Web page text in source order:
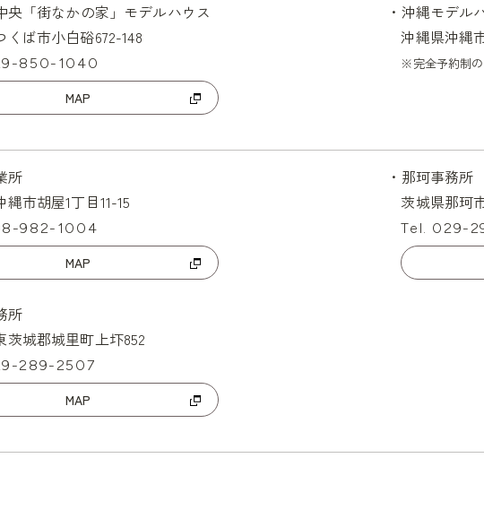
央「街なかの家」モデルハウス
くば市小白硲672-148
850-1040
MAP
・沖縄モデル
沖縄県沖縄
※完全予約制
所
市胡屋1丁目11-15
982-1004
MAP
・那珂事務所
茨城県那珂
Tel. 029-
所
茨城郡城里町上圷852
289-2507
MAP